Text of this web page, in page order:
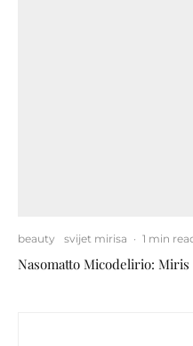
beauty svijet mirisa · 1 min
Nasomatto Micodelirio: